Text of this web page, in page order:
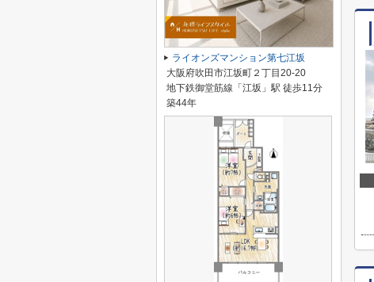
ライオンズマンション第七江坂
大阪府吹田市江坂町２丁目20-20
地下鉄御堂筋線「江坂」駅 徒歩11分
築44年